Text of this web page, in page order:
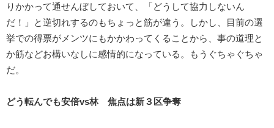
りかかって通せんぼしておいて、「どうして協力しないん
だ！」と逆切れするのもちょっと筋が違う。しかし、目前の選
挙での得票がメンツにもかかわってくることから、事の道理と
か筋などお構いなしに感情的になっている。もうぐちゃぐちゃ
だ。
どう転んでも安倍vs林 焦点は新３区争奪